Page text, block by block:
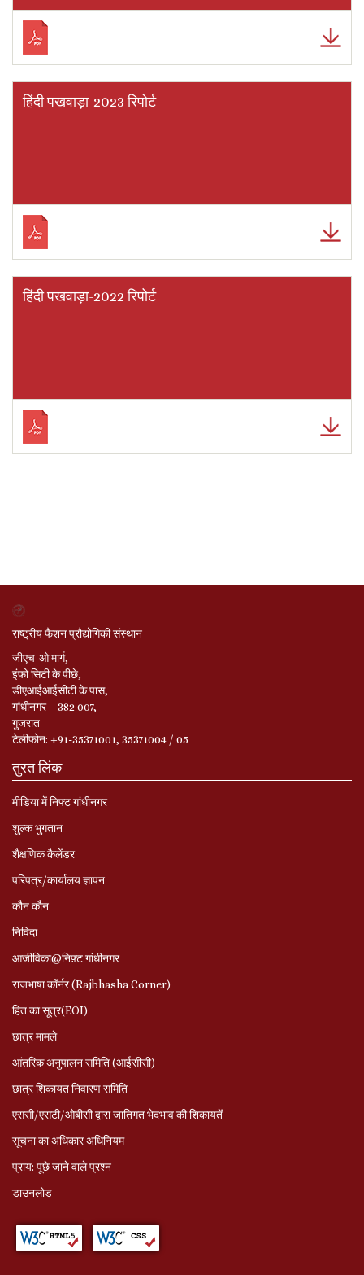
हिंदी पखवाड़ा-2023 रिपोर्ट
हिंदी पखवाड़ा-2022 रिपोर्ट
राष्ट्रीय फैशन प्रौद्योगिकी संस्थान
जीएच-ओ मार्ग,
इंफो सिटी के पीछे,
डीएआईआईसीटी के पास,
गांधीनगर – 382 007,
गुजरात
टेलीफोन: +91-35371001, 35371004 / 05
तुरत लिंक
मीडिया में निफ्ट गांधीनगर
शुल्क भुगतान
शैक्षणिक कैलेंडर
परिपत्र/कार्यालय ज्ञापन
कौन कौन
निविदा
आजीविका@निफ़्ट गांधीनगर
राजभाषा कॉर्नर (Rajbhasha Corner)
हित का सूत्र(EOI)
छात्र मामले
आंतरिक अनुपालन समिति (आईसीसी)
छात्र शिकायत निवारण समिति
एससी/एसटी/ओबीसी द्वारा जातिगत भेदभाव की शिकायतें
सूचना का अधिकार अधिनियम
प्राय: पूछे जाने वाले प्रश्‍न
डाउनलोड